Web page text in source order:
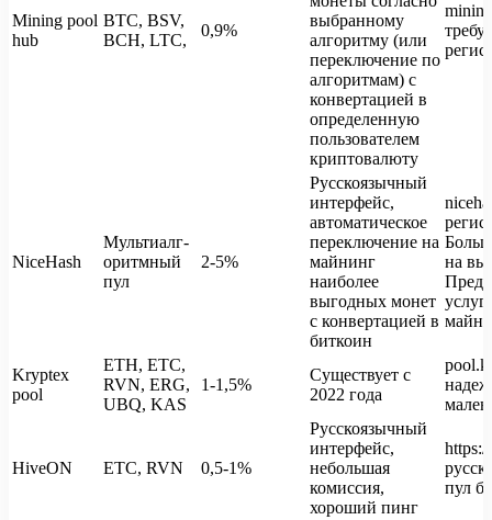
Mining pool
hub
BTC, BSV,
BCH, LTC,
0,9%
выбранному
алгоритму (или
переключение по
алгоритмам) с
конвертацией в
определенную
пользователем
криптовалюту
NiceHash
Мультиалг-
оритмный
пул
2-5%
Русскоязычный
интерфейс,
автоматическое
переключение на
майнинг
наиболее
выгодных монет
с конвертацией в
биткоин
на
Kryptex
pool
ETH, ETC,
RVN, ERG,
UBQ, KAS
1-1,5%
Существует с
2022 года
HiveON ETC, RVN 0,5-1%
Русскоязычный
интерфейс,
небольшая
комиссия,
хороший пинг
пул